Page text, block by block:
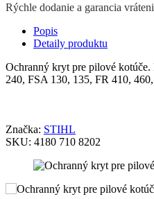
Rýchle dodanie a garancia
Popis
Detaily produktu
Ochranný kryt pre pilové kotúče.
240, FSA 130, 135, FR 410,
Značka: STIHL
SKU: 4180 710 8202